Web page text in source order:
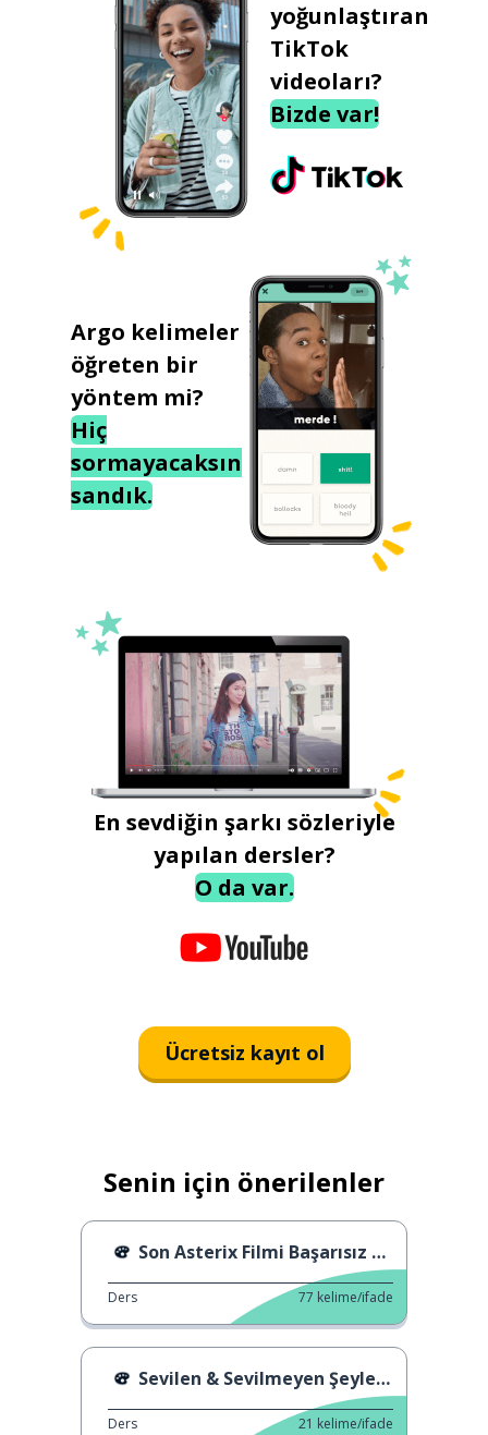
yoğunlaştıran
TikTok
videoları?
Bizde var!
Argo kelimeler
öğreten bir
yöntem mi?
Hiç
sormayacaksın
sandık.
En sevdiğin şarkı sözleriyle
yapılan dersler?
O da var.
Ücretsiz kayıt ol
Senin için önerilenler
Son Asterix Filmi Başarısız Oldu
Ders 77 kelime/ifade
Sevilen & Sevilmeyen Şeyler 3
Ders 21 kelime/ifade